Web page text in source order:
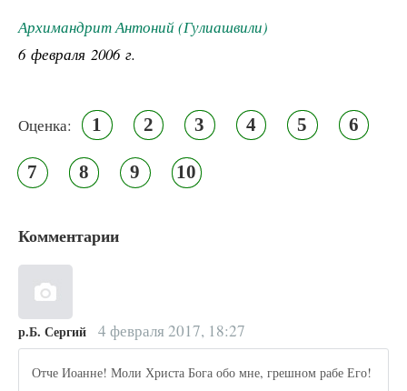
Архимандрит Антоний (Гулиашвили)
6 февраля 2006 г.
Оценка: 1 2 3 4 5 6
7 8 9 10
Комментарии
р.Б. Сергий 4 февраля 2017, 18:27
Отче Иоанне! Моли Христа Бога обо мне, грешном рабе Его!